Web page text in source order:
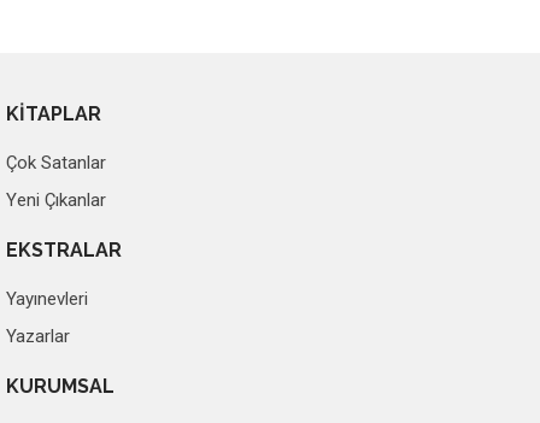
KİTAPLAR
Çok Satanlar
Yeni Çıkanlar
EKSTRALAR
Yayınevleri
Yazarlar
KURUMSAL